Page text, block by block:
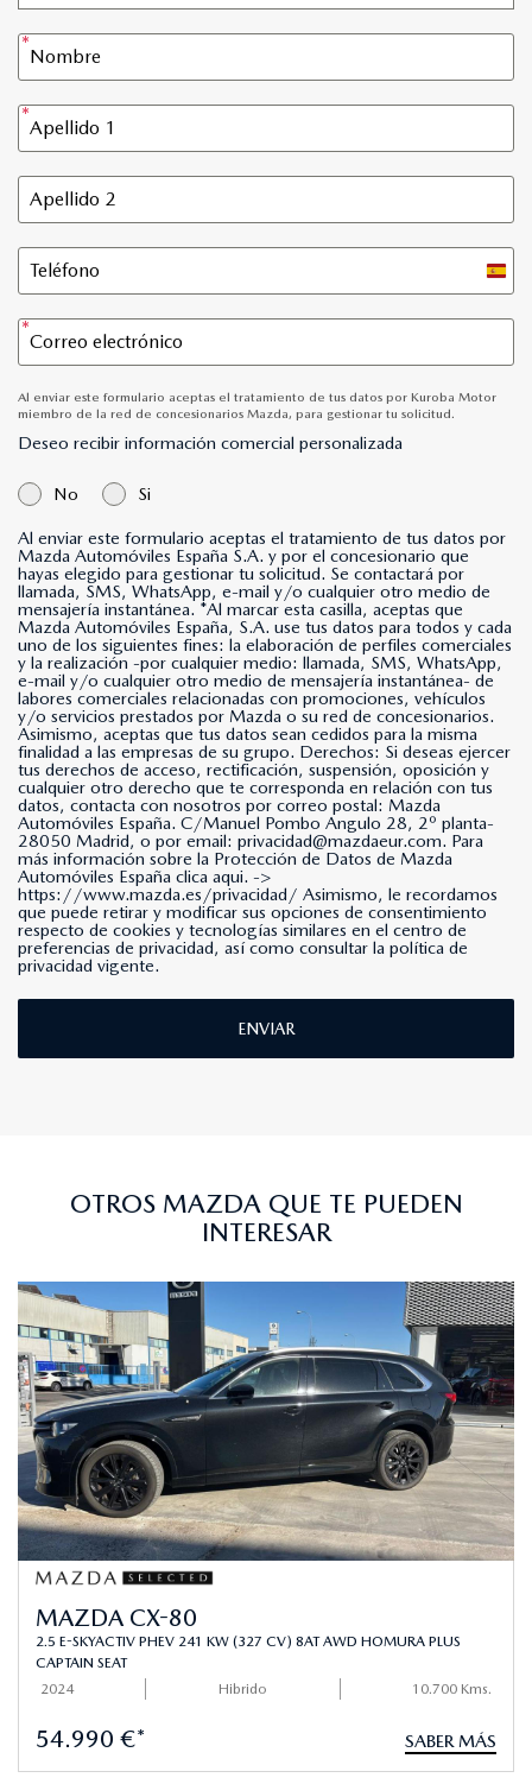
Spain
+34
Al enviar este formulario aceptas el tratamiento de tus datos por Kuroba Motor
miembro de la red de concesionarios Mazda, para gestionar tu solicitud.
Deseo recibir información comercial personalizada
No Si
Al enviar este formulario aceptas el tratamiento de tus datos por
Mazda Automóviles España S.A. y por el concesionario que
hayas elegido para gestionar tu solicitud. Se contactará por
llamada, SMS, WhatsApp, e-mail y/o cualquier otro medio de
mensajería instantánea. *Al marcar esta casilla, aceptas que
Mazda Automóviles España, S.A. use tus datos para todos y cada
uno de los siguientes fines: la elaboración de perfiles comerciales
y la realización -por cualquier medio: llamada, SMS, WhatsApp,
e-mail y/o cualquier otro medio de mensajería instantánea- de
labores comerciales relacionadas con promociones, vehículos
y/o servicios prestados por Mazda o su red de concesionarios.
Asimismo, aceptas que tus datos sean cedidos para la misma
finalidad a las empresas de su grupo. Derechos: Si deseas ejercer
tus derechos de acceso, rectificación, suspensión, oposición y
cualquier otro derecho que te corresponda en relación con tus
datos, contacta con nosotros por correo postal: Mazda
Automóviles España. C/Manuel Pombo Angulo 28, 2º planta-
28050 Madrid, o por email: privacidad@mazdaeur.com. Para
más información sobre la Protección de Datos de Mazda
Automóviles España clica aqui. ->
https://www.mazda.es/privacidad/
que puede retirar y modificar sus opciones de consentimiento
respecto de cookies y tecnologías similares en el centro de
preferencias de privacidad, así como consultar la política de
privacidad vigente.
ENVIAR
OTROS MAZDA QUE TE PUEDEN
INTERESAR
MAZDA CX-80
2.5 E-SKYACTIV PHEV 241 KW (327 CV) 8AT AWD HOMURA PLUS
CAPTAIN SEAT
2024
Hibrido 10.700 Kms.
54.990 €* SABER MÁS